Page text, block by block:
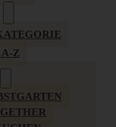
A-Z